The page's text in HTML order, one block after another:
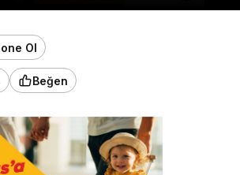
Ol
Beğen